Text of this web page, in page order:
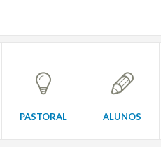
PASTORAL ALUNOS